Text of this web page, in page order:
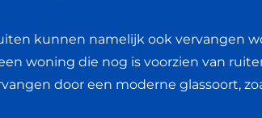
kunnen namelijk ook vervangen
woning die nog is voorzien van
door een moderne glassoort,